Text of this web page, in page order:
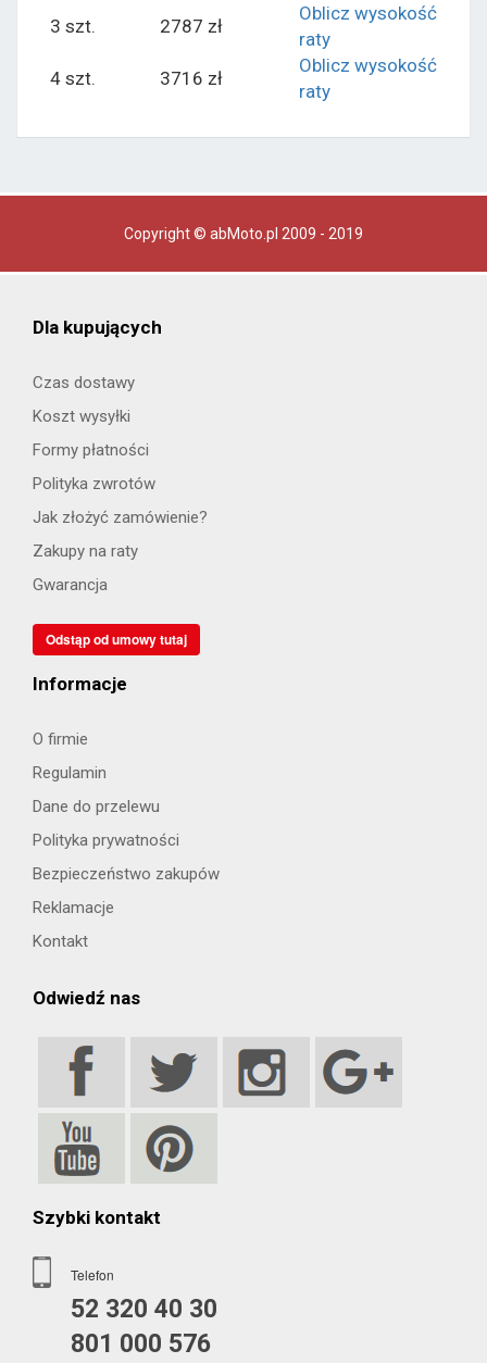
3 szt.
2787 zł
Oblicz wysokość
raty
4 szt.
3716 zł
Oblicz wysokość
raty
Copyright © abMoto.pl 2009 - 2019
Dla kupujących
Czas dostawy
Koszt wysyłki
Formy płatności
Polityka zwrotów
Jak złożyć zamówienie?
Zakupy na raty
Gwarancja
Odstąp od umowy tutaj
Informacje
O firmie
Regulamin
Dane do przelewu
Polityka prywatności
Bezpieczeństwo zakupów
Reklamacje
Kontakt
Odwiedź nas
Szybki kontakt
Telefon
52 320 40 30
801 000 576